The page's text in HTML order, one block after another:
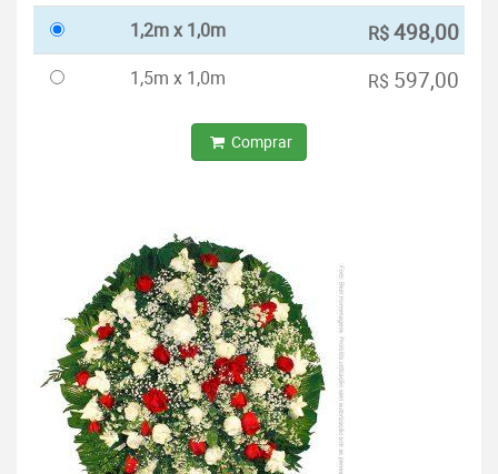
1,2m x 1,0m R$498,00
1,5m x 1,0m R$ 597,00
Comprar